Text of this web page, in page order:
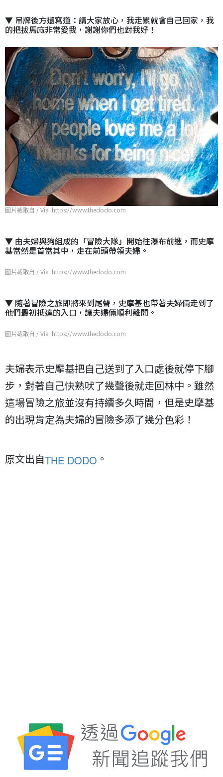
▼ 吊牌後方還寫道：請大家放心，我走累就會自己回家，我
的把拔馬麻非常愛我，謝謝你們也對我好！
圖片截取自 / Via https://www.thedodo.com
▼ 由夫婦與狗組成的「冒險大隊」開始往瀑布前進，而史摩
基當然是首當其中，走在前頭帶領夫婦。
圖片截取自 / Via https://www.thedodo.com
▼ 隨著冒險之旅即將來到尾聲，史摩基也帶著夫婦倆走到了
他們最初抵達的入口，讓夫婦倆順利離開。
圖片截取自 / Via https://www.thedodo.com
夫婦表示史摩基把自己送到了入口處後就停下腳
步，對著自己快熟吠了幾聲後就走回林中。雖然
這場冒險之旅並沒有持續多久時間，但是史摩基
的出現肯定為夫婦的冒險多添了幾分色彩！
原文出自THE DODO 。